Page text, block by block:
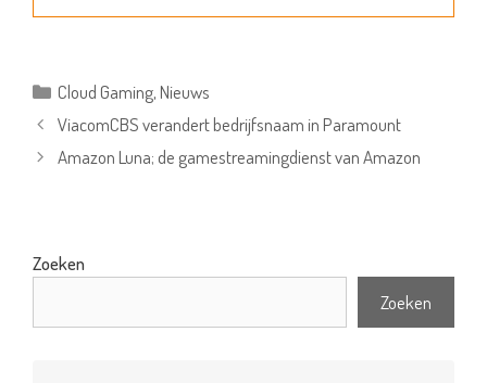
Categorieën
Cloud Gaming,Nieuws
ViacomCBS verandert bedrijfsnaam in Paramount
Amazon Luna; de gamestreamingdienst van Amazon
Zoeken
Zoeken